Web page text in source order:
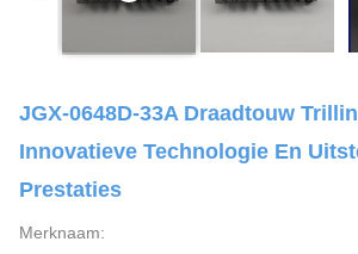
JGX-0648D-33A Draadtouw
Innovatieve Technologie En
Prestaties
Merknaam: